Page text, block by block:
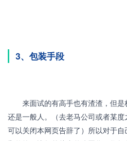
3、包装手段
来面试的有高手也有渣渣，但是
还是一般人。（去老马公司或者某
可以关闭本网页告辞了）所以对于